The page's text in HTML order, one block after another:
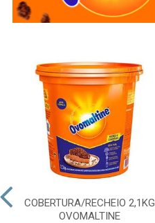
COBERTURA/RECHEIO 2,1KG
OVOMALTINE